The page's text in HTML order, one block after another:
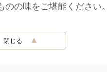
の味をご堪能ください。
閉じる